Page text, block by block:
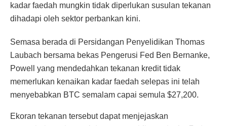
kadar faedah mungkin tidak diperlukan susulan tekanan
dihadapi oleh sektor perbankan kini.
Semasa berada di Persidangan Penyelidikan Thomas
Laubach bersama bekas Pengerusi Fed Ben Bernanke,
Powell yang mendedahkan tekanan kredit tidak
memerlukan kenaikan kadar faedah selepas ini telah
menyebabkan BTC semalam capai semula $27,200.
Ekoran tekanan tersebut dapat menjejaskan